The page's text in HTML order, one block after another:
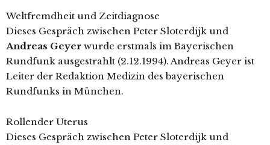
Weltfremdheit und Zeitdiagnose
Dieses Gespräch zwischen Peter Sloterdijk und
Andreas Geyer wurde erstmals im Bayerischen
Rundfunk ausgestrahlt (2.12.1994). Andreas Geyer ist
Leiter der Redaktion Medizin des bayerischen
Rundfunks in München.
Rollender Uterus
Dieses Gespräch zwischen Peter Sloterdijk und